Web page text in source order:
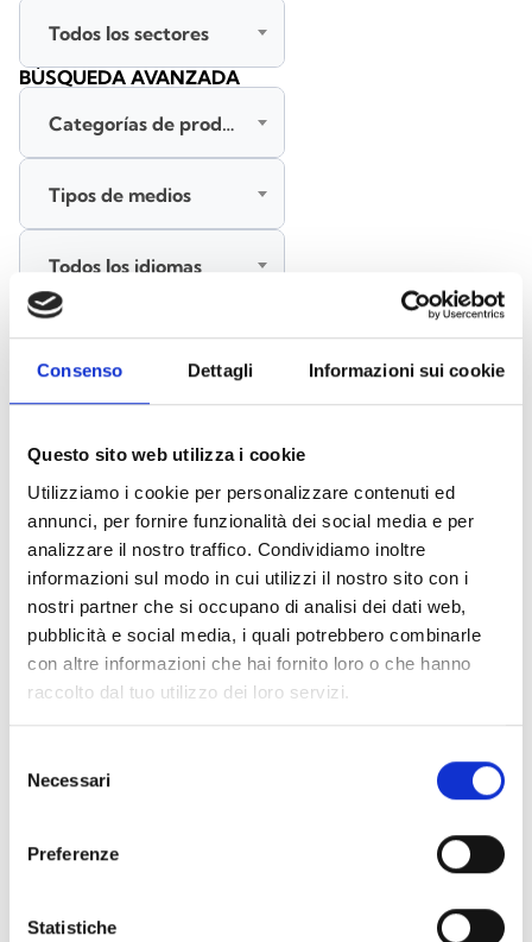
Consenso Dettagli Informazioni sui cookie
Questo sito web utilizza i cookie
Utilizziamo i cookie per personalizzare contenuti ed
annunci, per fornire funzionalità dei social media e per
analizzare il nostro traffico. Condividiamo inoltre
informazioni sul modo in cui utilizzi il nostro sito con i
nostri partner che si occupano di analisi dei dati web,
pubblicità e social media, i quali potrebbero combinarle
con altre informazioni che hai fornito loro o che hanno
raccolto dal tuo utilizzo dei loro servizi.
delNecessari
Preferenze
Statistiche
Accesorios bases EB00 - Materiales(47)
Accesorios para la prueba de detectores - Materiales
Accesorios para detectores Enea - Materiales (35)
Accesorios Senseware
Accesorios de la serie Industrial (17)
Seleccionar todo
Inicia sesión antes de descargar los contenidos con el
iconolock
Todos los sectores
BÚSQUEDA AVANZADA
Categorías de productos
Tipos de medios
Todos los idiomas
BUSCAR
BORRAR FILTROS